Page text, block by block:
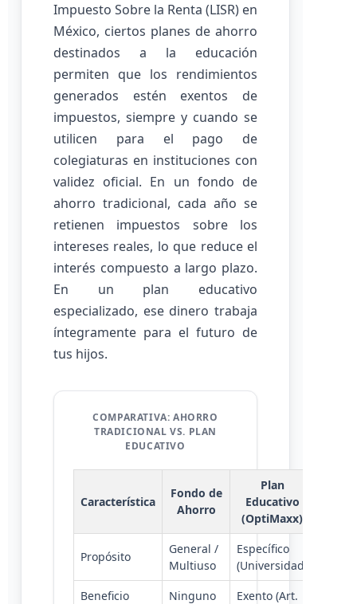
Impuesto Sobre la Renta (LISR) en
México, ciertos planes de ahorro
destinados a la educación
permiten que los rendimientos
generados estén exentos de
impuestos, siempre y cuando se
utilicen para el pago de
colegiaturas en instituciones con
validez oficial. En un fondo de
ahorro tradicional, cada año se
retienen impuestos sobre los
intereses reales, lo que reduce el
interés compuesto a largo plazo.
En un plan educativo
especializado, ese dinero trabaja
íntegramente para el futuro de
tus hijos.
COMPARATIVA: AHORRO
TRADICIONAL VS. PLAN
EDUCATIVO
Característica
Fondo de
Ahorro
Plan
Educativo
(OptiMaxx)
Propósito
General /
Multiuso
Específico
(Universidad)
Beneficio
Ninguno
Exento (Art.